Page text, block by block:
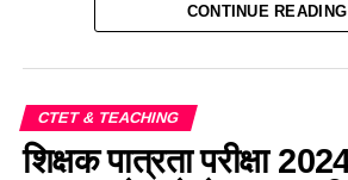
जिन उम्मीदवारों ने CTET परीक्षा में भाग लिया
करके अपने उत्तरों की मिलान कर सकते हैं। इसके
ऑब्जेक्शन विंडो के माध्यम से अपनी आपत्ति दर्ज कर
करने के लिए उम्मीदवारों को प्रति प्रश्न
CONTINUE READING
CTET & TEACHING
शिक्षक पात्रता परीक्षा